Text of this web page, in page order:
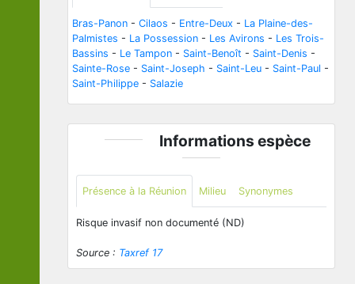
Bras-Panon - Cilaos - Entre-Deux - La Plaine-des-
Palmistes - La Possession - Les Avirons - Les Trois-
Bassins - Le Tampon - Saint-Benoît - Saint-Denis -
Sainte-Rose - Saint-Joseph - Saint-Leu - Saint-Paul -
Saint-Philippe - Salazie
Informations espèce
Présence à la Réunion Milieu Synonymes
Risque invasif non documenté (ND)
Source : Taxref 17